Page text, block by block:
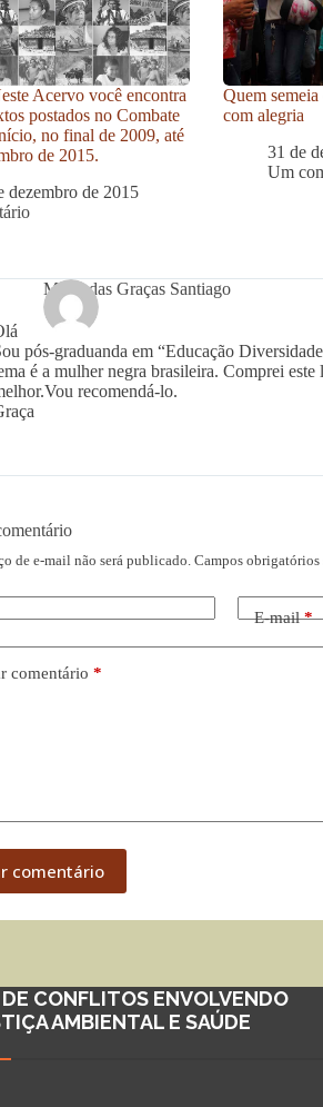
Acervo você encontra
postados no Combate
no final de 2009, até
de 2015.
dezembro de 2015
Quem
com alegria
31 de
Um
Maria das Graças Santiago
pós-graduanda em “Educação
é a mulher negra brasileira. Comprei
recomendá-lo.
de e-mail não será publicado. Campos obrigatórios
E-mail*
comentário *
comentário
DE CONFLITOS ENVOLVENDO
AMBIENTAL E SAÚDE